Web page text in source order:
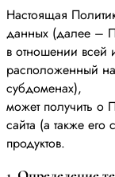
Настоящая
данных (далее –
в отношении
расположенный
субдоменах),
может получить о
сайта (а также
продуктов.